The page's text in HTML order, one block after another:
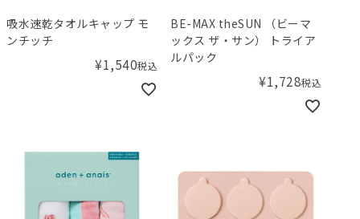
吸水速乾タオルキャップ モ
ンチッチ
¥1,540税込
BE-MAX theSUN （ビーマ
ックス ザ・サン） トライア
ルパック
¥1,728税込